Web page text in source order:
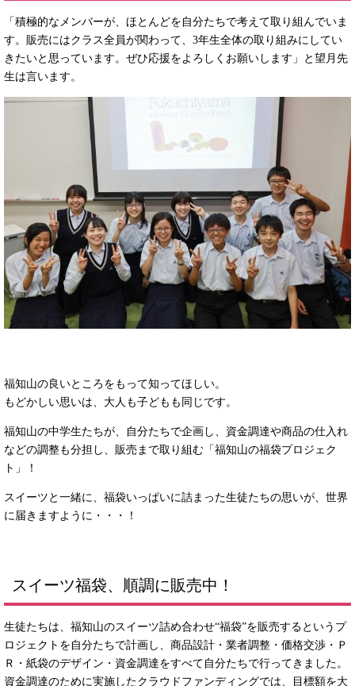
「積極的なメンバーが、ほとんどを自分たちで考えて取り組んでいま
す。販売にはクラス全員が関わって、3年生全体の取り組みにしてい
きたいと思っています。ぜひ応援をよろしくお願いします」と望月先
生は言います。
福知山の良いところをもって知ってほしい。
もどかしい思いは、大人も子どもも同じです。
福知山の中学生たちが、自分たちで企画し、資金調達や商品の仕入れ
などの調整も分担し、販売まで取り組む「福知山の福袋プロジェク
ト」！
スイーツと一緒に、福袋いっぱいに詰まった生徒たちの思いが、世界
に届きますように・・・！
スイーツ福袋、順調に販売中！
生徒たちは、福知山のスイーツ詰め合わせ“福袋”を販売するというプ
ロジェクトを自分たちで計画し、商品設計・業者調整・価格交渉・Ｐ
Ｒ・紙袋のデザイン・資金調達をすべて自分たちで行ってきました。
資金調達のために実施したクラウドファンディングでは、目標額を大